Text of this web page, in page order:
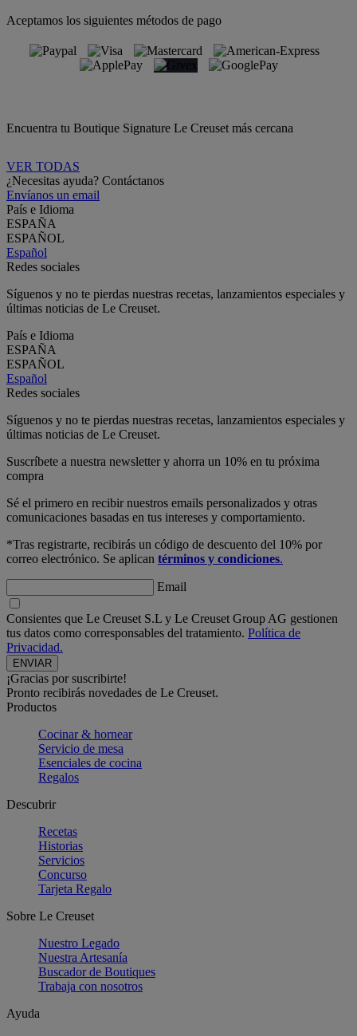
Aceptamos los siguientes métodos de pago
Encuentra tu Boutique Signature Le Creuset más cercana
VER TODAS
¿Necesitas ayuda? Contáctanos
Envíanos un email
País e Idioma
ESPAÑA
ESPAÑOL
Español
Redes sociales
Síguenos y no te pierdas nuestras recetas, lanzamientos especiales y
últimas noticias de Le Creuset.
País e Idioma
ESPAÑA
ESPAÑOL
Español
Redes sociales
Síguenos y no te pierdas nuestras recetas, lanzamientos especiales y
últimas noticias de Le Creuset.
Suscríbete a nuestra newsletter y ahorra un 10% en tu próxima
compra
Sé el primero en recibir nuestros emails personalizados y otras
comunicaciones basadas en tus intereses y comportamiento.
*Tras registrarte, recibirás un código de descuento del 10% por
correo electrónico. Se aplican términos y condiciones.
Email
Consientes que Le Creuset S.L y Le Creuset Group AG gestionen
tus datos como corresponsables del tratamiento. Política de
Privacidad.
¡Gracias por suscribirte!
Pronto recibirás novedades de Le Creuset.
Productos
Cocinar & hornear
Servicio de mesa
Esenciales de cocina
Regalos
Descubrir
Recetas
Historias
Servicios
Concurso
Tarjeta Regalo
Sobre Le Creuset
Nuestro Legado
Nuestra Artesanía
Buscador de Boutiques
Trabaja con nosotros
Ayuda